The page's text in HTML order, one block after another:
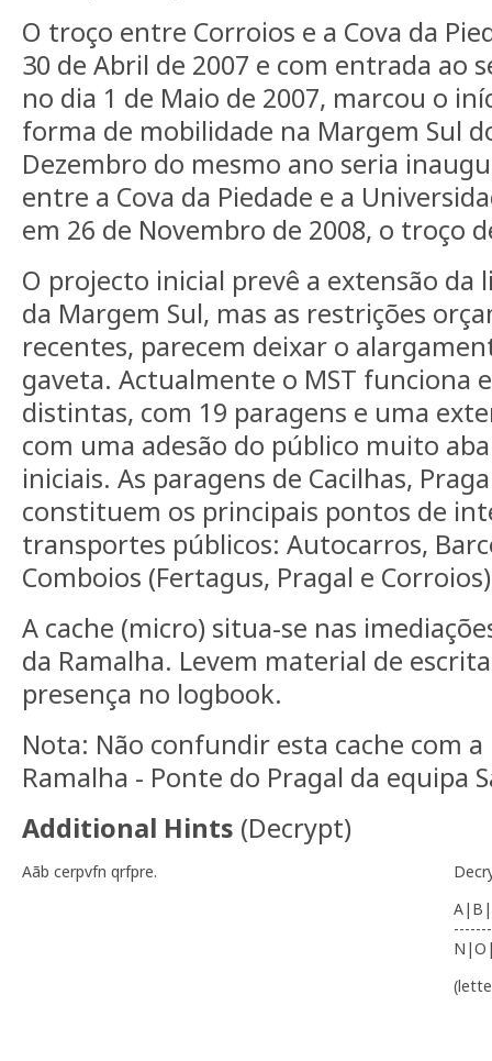
O troço entre Corroios e a Cova da
30 de Abril de 2007 e com entrada ao
no dia 1 de Maio de 2007, marcou o
forma de mobilidade na Margem Sul
Dezembro do mesmo ano seria
entre a Cova da Piedade e a
em 26 de Novembro de 2008, o troço
O projecto inicial prevê a extensão da
da Margem Sul, mas as restrições
recentes, parecem deixar o
gaveta. Actualmente o MST funciona
distintas, com 19 paragens e uma
com uma adesão do público muito
iniciais. As paragens de Cacilhas,
constituem os principais pontos de
transportes públicos: Autocarros,
Comboios (Fertagus, Pragal e
A cache (micro) situa-se nas
da Ramalha. Levem material de
presença no logbook.
Nota: Não confundir esta cache com
Ramalha - Ponte do Pragal da equipa
Additional Hints (Decrypt)
Aãb cerpvfn qrfpre.